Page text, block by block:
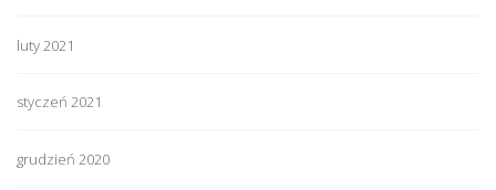
luty 2021
styczeń 2021
grudzień 2020